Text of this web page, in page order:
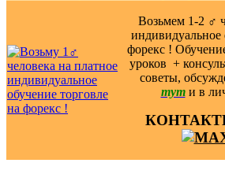
Возьмем 1-2 ‍♂️
индивидуальное
форекс !
уроков ️ +
советы,
тут и в